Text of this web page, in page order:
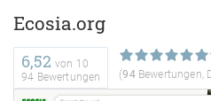
Ecosia.org
6,52 von 10
94 Bewertungen
(94Bewertungen,